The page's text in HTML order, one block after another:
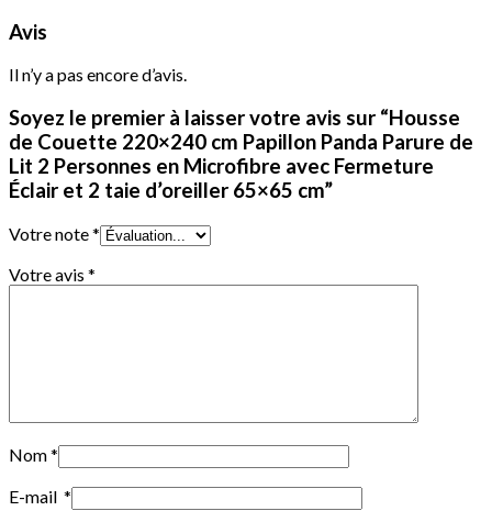
Avis
Il n’y a pas encore d’avis.
Soyez le premier à laisser votre avis sur “Housse
de Couette 220×240 cm Papillon Panda Parure de
Lit 2 Personnes en Microfibre avec Fermeture
Éclair et 2 taie d’oreiller 65×65 cm”
Votre note*
Votre avis *
Nom*
E-mail *